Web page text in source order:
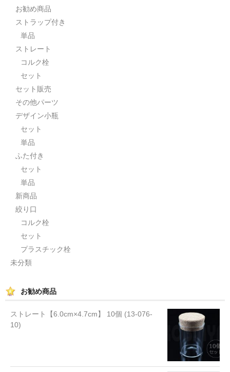
お勧め商品
ストラップ付き
単品
ストレート
コルク栓
セット
セット販売
その他パーツ
デザイン小瓶
セット
単品
ふた付き
セット
単品
新商品
絞り口
コルク栓
セット
プラスチック栓
未分類
お勧め商品
ストレート【6.0cm×4.7cm】 10個 (13-076-
10)